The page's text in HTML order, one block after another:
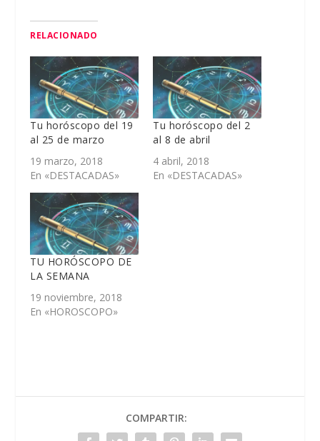
RELACIONADO
Tu horóscopo del 19
al 25 de marzo
19 marzo, 2018
En «DESTACADAS»
Tu horóscopo del 2
al 8 de abril
4 abril, 2018
En «DESTACADAS»
TU HORÓSCOPO DE
LA SEMANA
19 noviembre, 2018
En «HOROSCOPO»
COMPARTIR: